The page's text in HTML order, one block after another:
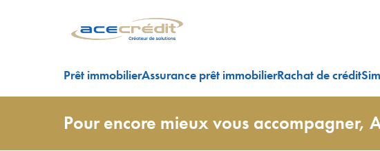
Prêt immobilierAssurance prêt immobilierRachat de crédit
Pour encore mieux vous accompagner,